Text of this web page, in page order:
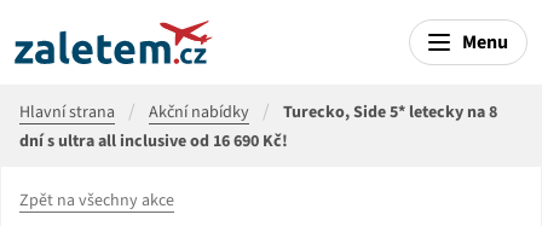
Menu
Hlavní strana Akční nabídky
Turecko, Side 5* letecky na 8
dní s ultra all inclusive od 16 690 Kč!
Zpět na všechny akce